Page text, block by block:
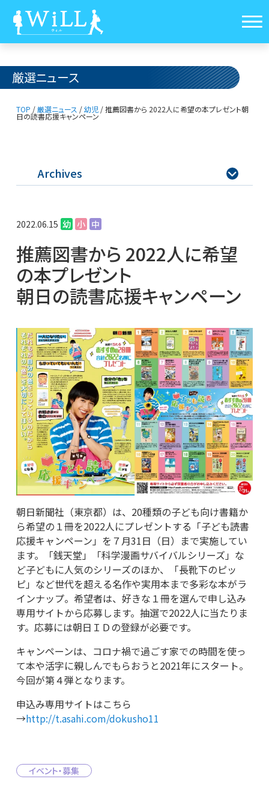
厳選ニュース
TOP /厳選ニュース /幼児/推薦図書から 2022人に希望の本プレゼント朝
日の読書応援キャンペーン
Archives 
2022.06.15 幼 小 中
推薦図書から 2022人に希望
の本プレゼント
朝日の読書応援キャンペーン
朝日新聞社（東京都）は、20種類の子ども向け書籍か
ら希望の１冊を2022人にプレゼントする「子ども読書
応援キャンペーン」を７月31日（日）まで実施してい
ます。「銭天堂」「科学漫画サバイバルシリーズ」な
ど子どもに人気のシリーズのほか、「長靴下のピッ
ピ」など世代を超える名作や実用本まで多彩な本がラ
インナップ。希望者は、好きな１冊を選んで申し込み
専用サイトから応募します。抽選で2022人に当たりま
す。応募には朝日ＩＤの登録が必要です。
キャンペーンは、コロナ禍で過ごす家での時間を使っ
て本や活字に親しんでもらおうと2021年にスタート。
今回が第４弾となります。
申込み専用サイトはこちら
→http://t.asahi.com/dokusho11
イベント・募集